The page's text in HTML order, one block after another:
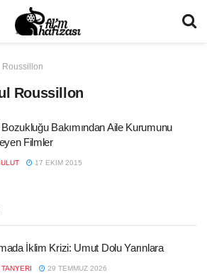
Roussillon
Bakımından Aile Kurumunu
Filmler
17 EKIM 2015
İklim Krizi: Umut Dolu Yarınlara
29 TEMMUZ 2026